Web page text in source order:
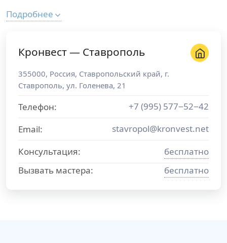
Подробнее
Кронвест — Ставрополь
355000, Россия, Ставропольский край, г.
Ставрополь, ул. Голенева, 21
Телефон:
+7 (995) 577−52−42
Email:
stavropol@kronvest.net
Консультация:
бесплатно
Вызвать мастера:
бесплатно